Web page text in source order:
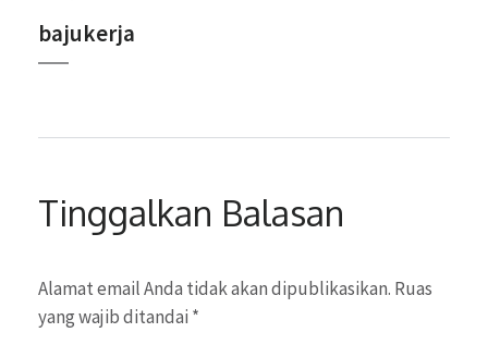
bajukerja
Tinggalkan Balasan
Alamat email Anda tidak akan dipublikasikan. Ruas
yang wajib ditandai *